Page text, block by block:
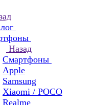
Назад
Смартфоны
Apple
Samsung
Xiaomi / POCO
Realme